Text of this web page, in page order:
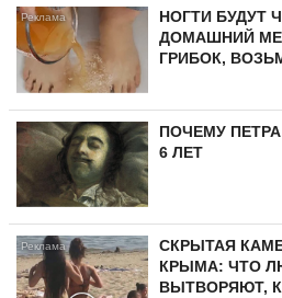
НОГТИ БУДУТ
ДОМАШНИЙ
ГРИБОК,
ПОЧЕМУ
6 ЛЕТ
СКРЫТАЯ
КРЫМА: ЧТО
ВЫТВОРЯЮТ,